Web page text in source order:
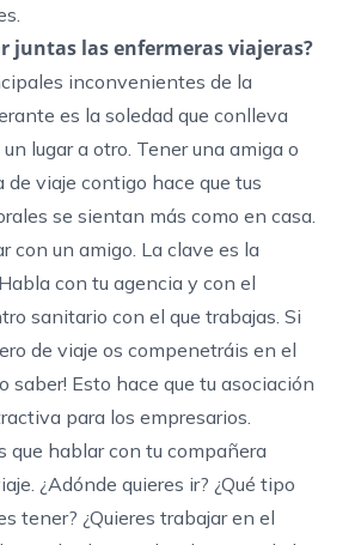
juntas las enfermeras viajeras?
inconvenientes de la
es la soledad que conlleva
lugar a otro. Tener una amiga o
de viaje contigo hace que tus
se sientan más como en casa.
con un amigo. La clave es la
con tu agencia y con el
sanitario con el que trabajas. Si
de viaje os compenetráis en el
saber! Esto hace que tu asociación
para los empresarios.
que hablar con tu compañera
¿Adónde quieres ir? ¿Qué tipo
tener? ¿Quieres trabajar en el